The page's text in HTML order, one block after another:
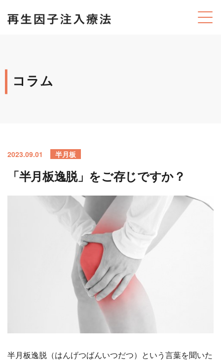
コラム
2023.09.01 半月板
「半月板逸脱」をご存じですか？
半月板逸脱（はんげつばんいつだつ）という言葉を聞いた